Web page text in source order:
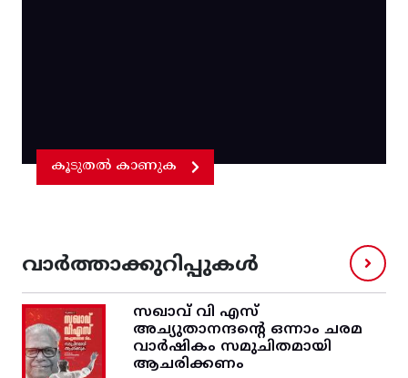
കൂടുതൽ കാണുക
വാർത്താക്കുറിപ്പുകൾ
സഖാവ് വി എസ്‌
അച്യുതാനന്ദന്റെ ഒന്നാം ചരമ
വാര്‍ഷികം സമുചിതമായി
ആചരിക്കണം